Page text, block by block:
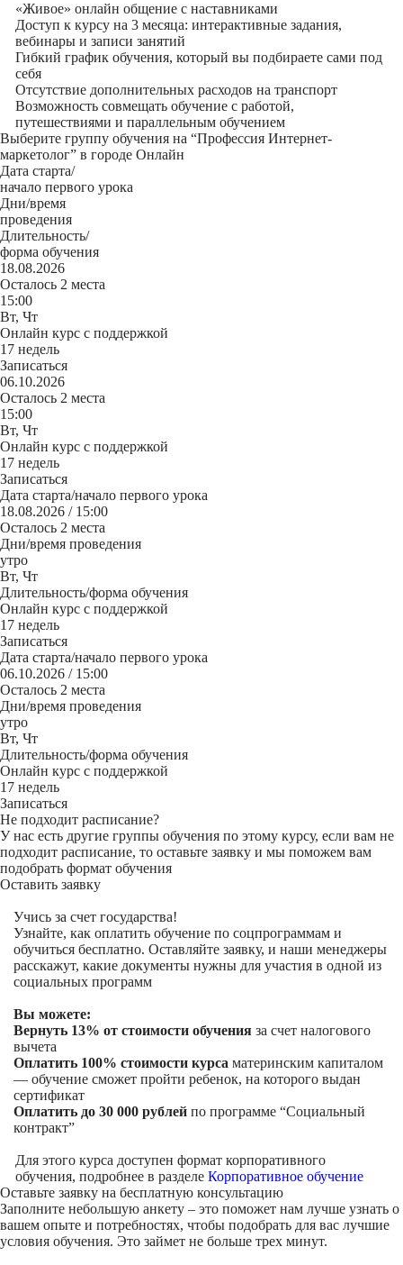
«Живое» онлайн общение с наставниками
Доступ к курсу на 3 месяца: интерактивные задания,
вебинары и записи занятий
Гибкий график обучения, который вы подбираете сами под
себя
Отсутствие дополнительных расходов на транспорт
Возможность совмещать обучение с работой,
путешествиями и параллельным обучением
Выберите группу обучения на “Профессия Интернет-
маркетолог” в городе Онлайн
Дата старта/
начало первого урока
Дни/время
проведения
Длительность/
форма обучения
18.08.2026
Осталось 2 места
15:00
Вт, Чт
Онлайн курс с поддержкой
17 недель
Записаться
06.10.2026
Осталось 2 места
15:00
Вт, Чт
Онлайн курс с поддержкой
17 недель
Записаться
Дата старта/начало первого урока
18.08.2026 / 15:00
Осталось 2 места
Дни/время проведения
утро
Вт, Чт
Длительность/форма обучения
Онлайн курс с поддержкой
17 недель
Записаться
Дата старта/начало первого урока
06.10.2026 / 15:00
Осталось 2 места
Дни/время проведения
утро
Вт, Чт
Длительность/форма обучения
Онлайн курс с поддержкой
17 недель
Записаться
Не подходит расписание?
У нас есть другие группы обучения по этому курсу, если вам не
подходит расписание, то оставьте заявку и мы поможем вам
подобрать формат обучения
Оставить заявку
Учись за счет государства!
Узнайте, как оплатить обучение по соцпрограммам и
обучиться бесплатно. Оставляйте заявку, и наши менеджеры
расскажут, какие документы нужны для участия в одной из
социальных программ
Вы можете:
Вернуть 13% от стоимости обучения за счет налогового
вычета
Оплатить 100% стоимости курса материнским капиталом
— обучение сможет пройти ребенок, на которого выдан
сертификат
Оплатить до 30 000 рублей по программе “Социальный
контракт”
Для этого курса доступен формат корпоративного
обучения, подробнее в разделе Корпоративное обучение
Оставьте заявку на бесплатную консультацию
Заполните небольшую анкету – это поможет нам лучше узнать о
вашем опыте и потребностях, чтобы подобрать для вас лучшие
условия обучения. Это займет не больше трех минут.